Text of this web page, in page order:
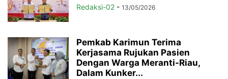
Redaksi-02 - 13/05/2026
Pemkab Karimun Terima
Kerjasama Rujukan Pasien
Dengan Warga Meranti-Riau,
Dalam Kunker...